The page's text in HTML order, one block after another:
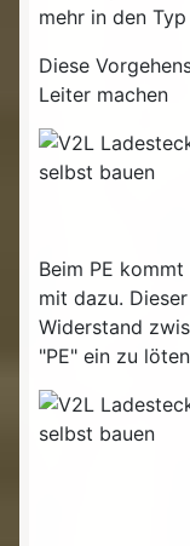
mehr in den
Diese
Leiter machen
Beim PE
mit dazu.
Widerstand
"PE" ein zu löten